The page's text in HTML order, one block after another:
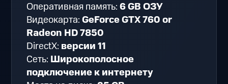
Оперативная память:6 GB ОЗУ
Видеокарта:GeForce GTX 760 or
Radeon HD 7850
DirectX: версии 11
Сеть: Широкополосное
подключение к интернету